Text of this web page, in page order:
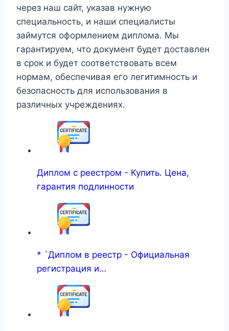
через наш сайт, указав нужную
специальность, и наши специалисты
займутся оформлением диплома. Мы
гарантируем, что документ будет доставлен
в срок и будет соответствовать всем
нормам, обеспечивая его легитимность и
безопасность для использования в
различных учреждениях.
Диплом с реестром - Купить. Цена,
гарантия подлинности
* `Диплом в реестр - Официальная
регистрация и…